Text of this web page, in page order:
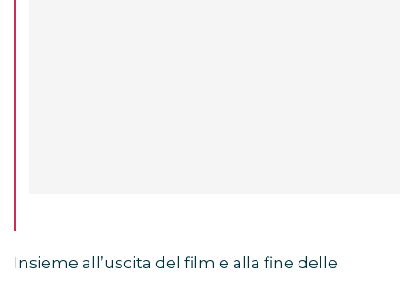
Insieme all’uscita del film e alla fine delle